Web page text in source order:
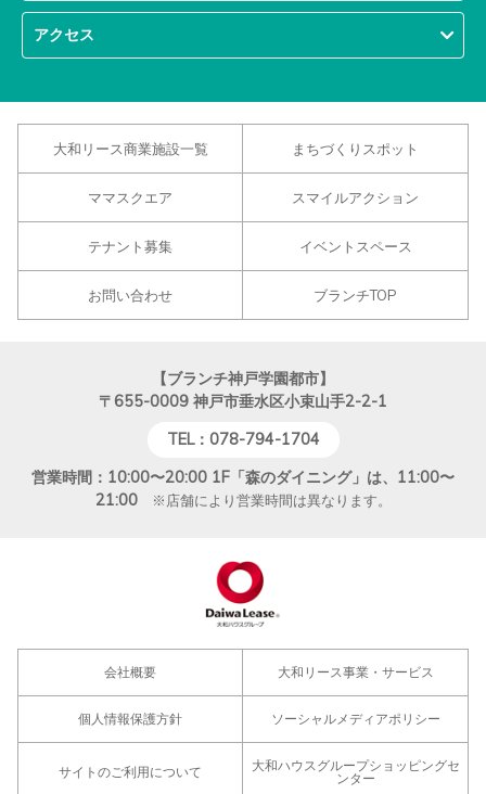
アクセス
大和リース商業施設一覧 まちづくりスポット
ママスクエア スマイルアクション
テナント募集 イベントスペース
お問い合わせ ブランチTOP
【ブランチ神戸学園都市】
〒655-0009 神戸市垂水区小束山手2-2-1
TEL：078-794-1704
営業時間：10:00〜20:00 1F「森のダイニング」は、11:00〜
21:00※店舗により営業時間は異なります。
会社概要 大和リース事業・サービス
個人情報保護方針 ソーシャルメディアポリシー
サイトのご利用について
大和ハウスグループショッピングセ
ンター